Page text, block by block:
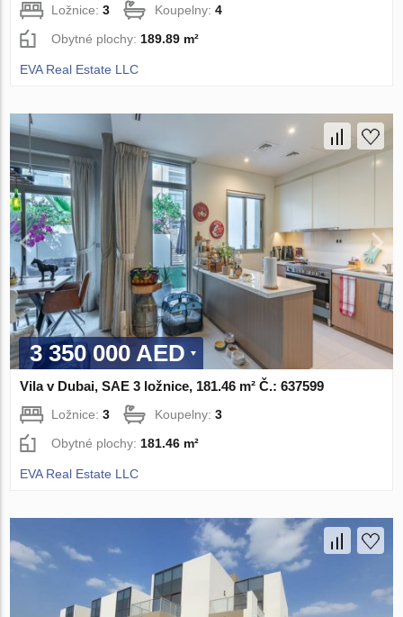
Ložnice:3 Koupelny:4
Obytné plochy: 189.89 m²
EVA Real Estate LLC
3 350 000 AED
Vila v Dubai, SAE 3 ložnice, 181.46 m² Č.: 637599
Ložnice:3 Koupelny:3
Obytné plochy: 181.46 m²
EVA Real Estate LLC